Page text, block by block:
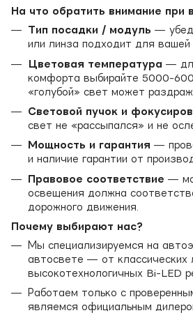
На что обратить внимание при
Тип посадки / модуль —
или линза подходит для вашей
Цветовая температура —
комфорта выбирайте 5000-
«голубой» свет может
Световой пучок и
свет не «рассыпался» и не
Мощность и гарантия —
и наличие гарантии от
Правовое соответствие —
освещения должна
дорожного движения.
Почему выбирают нас?
Мы специализируемся на
автосвете — от классических
высокотехнологичных Bi-LED
Работаем только с
являемся официальным